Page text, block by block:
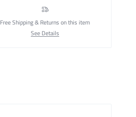
Free Shipping & Returns on this item
See Details